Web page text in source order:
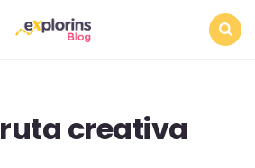
ruta creativa